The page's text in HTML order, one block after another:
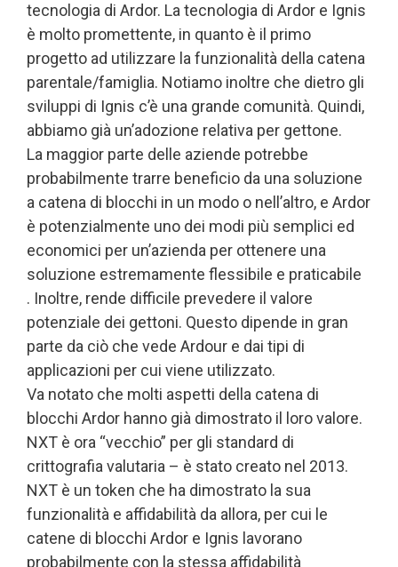
tecnologia di Ardor. La tecnologia di Ardor e Ignis
è molto promettente, in quanto è il primo
progetto ad utilizzare la funzionalità della catena
parentale/famiglia. Notiamo inoltre che dietro gli
sviluppi di Ignis c’è una grande comunità. Quindi,
abbiamo già un’adozione relativa per gettone.
La maggior parte delle aziende potrebbe
probabilmente trarre beneficio da una soluzione
a catena di blocchi in un modo o nell’altro, e Ardor
è potenzialmente uno dei modi più semplici ed
economici per un’azienda per ottenere una
soluzione estremamente flessibile e praticabile
. Inoltre, rende difficile prevedere il valore
potenziale dei gettoni. Questo dipende in gran
parte da ciò che vede Ardour e dai tipi di
applicazioni per cui viene utilizzato.
Va notato che molti aspetti della catena di
blocchi Ardor hanno già dimostrato il loro valore.
NXT è ora “vecchio” per gli standard di
crittografia valutaria – è stato creato nel 2013.
NXT è un token che ha dimostrato la sua
funzionalità e affidabilità da allora, per cui le
catene di blocchi Ardor e Ignis lavorano
probabilmente con la stessa affidabilità